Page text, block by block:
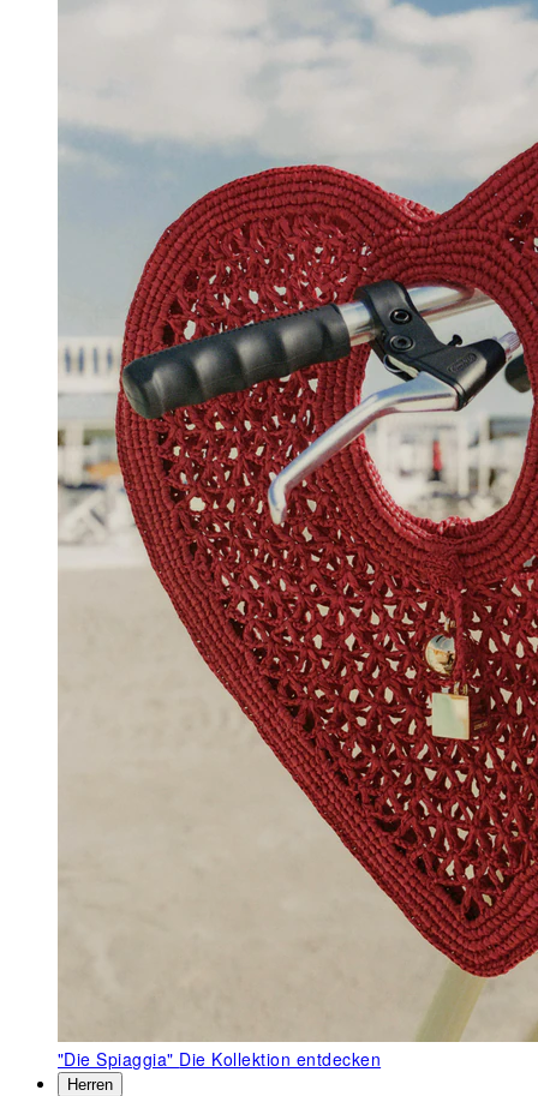
"Die Spiaggia" Die Kollektion entdecken
Herren